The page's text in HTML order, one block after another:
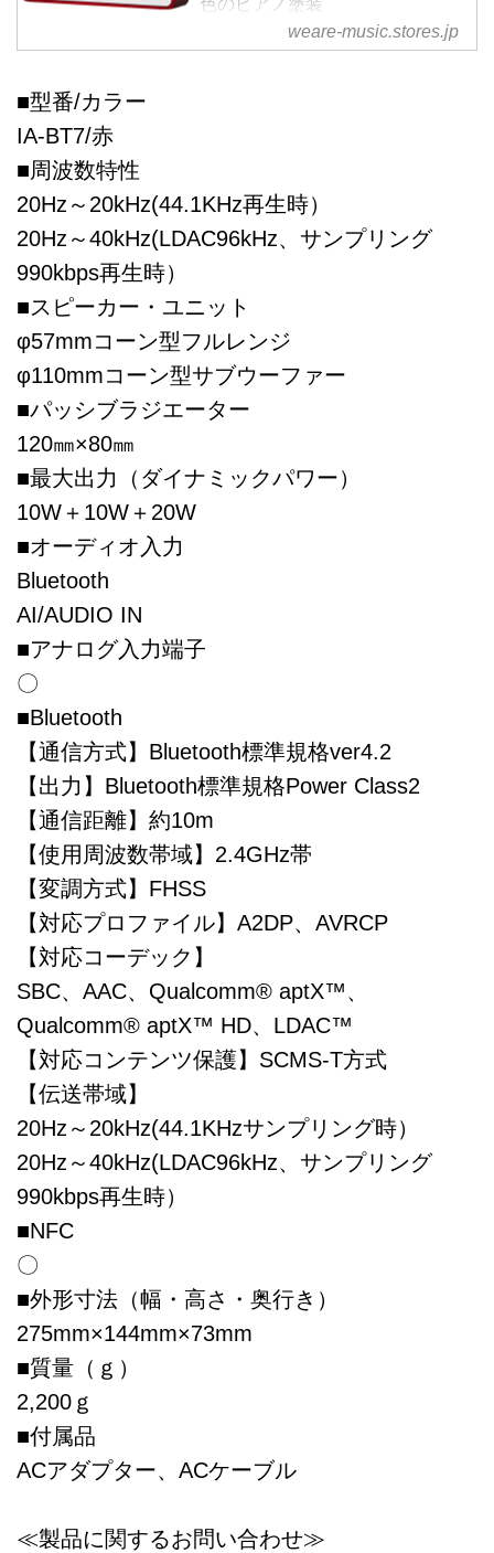
●大口径サブウーファーとハイレ
ゾ対応フルレンジスピーカーユニ
●アナログ音源もデジタル処理に
より高音質化
Bluetoothでハイレゾサウンドを
お楽しみいただける特性を兼ね備
■型番/カラー
IA-BT7/レッド
weare-music.stores.jp
■型番/カラー
IA-BT7/赤
■周波数特性
20Hz～20kHz(44.1KHz再生時）
20Hz～40kHz(LDAC96kHz、サンプリング
990kbps再生時）
■スピーカー・ユニット
φ57mmコーン型フルレンジ
φ110mmコーン型サブウーファー
■パッシブラジエーター
120㎜×80㎜
■最大出力（ダイナミックパワー）
10W＋10W＋20W
■オーディオ入力
Bluetooth
AI/AUDIO IN
■アナログ入力端子
〇
■Bluetooth
【通信方式】Bluetooth標準規格ver4.2
【出力】Bluetooth標準規格Power Class2
【通信距離】約10m
【使用周波数帯域】2.4GHz帯
【変調方式】FHSS
【対応プロファイル】A2DP、AVRCP
【対応コーデック】
SBC、AAC、Qualcomm® aptX™、
Qualcomm® aptX™ HD、LDAC™
【対応コンテンツ保護】SCMS-T方式
【伝送帯域】
20Hz～20kHz(44.1KHzサンプリング時）
20Hz～40kHz(LDAC96kHz、サンプリング
990kbps再生時）
■NFC
〇
■外形寸法（幅・高さ・奥行き）
275mm×144mm×73mm
■質量（ｇ）
2,200ｇ
■付属品
ACアダプター、ACケーブル
≪製品に関するお問い合わせ≫